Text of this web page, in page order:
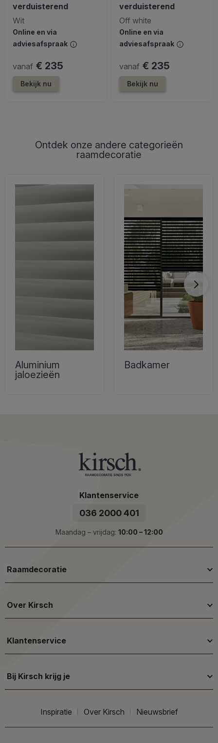
verduisterend
Wit
Online en via
adviesafspraak
vanaf € 235
Bekijk nu
verduisterend
Off white
Online en via
adviesafspraak
vanaf € 235
Bekijk nu
Ontdek onze andere categorieën
raamdecoratie
Aluminium
jaloezieën
Badkamer
Klantenservice
036 2000 401
Maandag – vrijdag: 10:00 – 12:00
Raamdecoratie
Over Kirsch
Klantenservice
Bij Kirsch krijg je
Inspiratie Over Kirsch Nieuwsbrief